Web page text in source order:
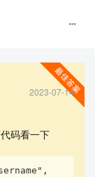
2023-07-14
码看一下